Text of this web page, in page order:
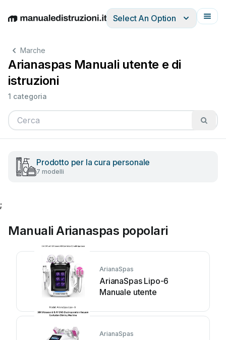
EnglishDeutschEspañolItalianoFrançais
Select An Option
Marche
Arianaspas Manuali utente e di
istruzioni
1 categoria
Prodotto per la cura personale
7 modelli
;
Manuali Arianaspas popolari
ArianaSpas
ArianaSpas Lipo-6
Manuale utente
ArianaSpas